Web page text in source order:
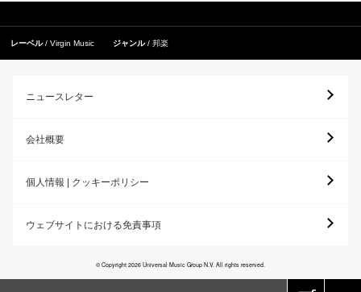
レーベル Virgin Music ジャンル 邦楽
ニュースレター
会社概要
個人情報 | クッキーポリシー
ウェブサイトにおける免責事項
© Copyright 2026 Universal Music Group N.V. All rights reserved.